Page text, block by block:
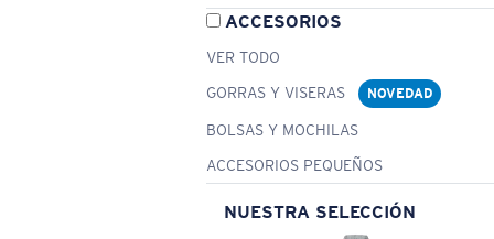
ACCESORIOS
VER TODO
GORRAS Y VISERAS
NOVEDAD
BOLSAS Y MOCHILAS
ACCESORIOS PEQUEÑOS
NUESTRA SELECCIÓN